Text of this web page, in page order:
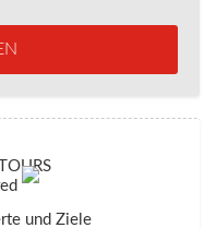
und Ziele